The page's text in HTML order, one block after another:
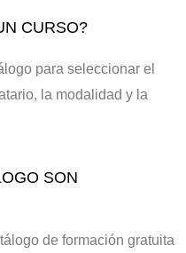
CURSO?
para seleccionar el
la modalidad y la
SON
de formación gratuita